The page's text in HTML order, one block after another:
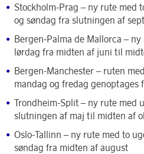
Stockholm-Prag – ny rute med
og søndag fra slutningen af
Bergen-Palma de Mallorca –
lørdag fra midten af juni til
Bergen-Manchester – ruten
mandag og fredag genoptages
Trondheim-Split – ny rute med
slutningen af maj til midten af
Oslo-Tallinn – ny rute med to
søndag fra midten af august